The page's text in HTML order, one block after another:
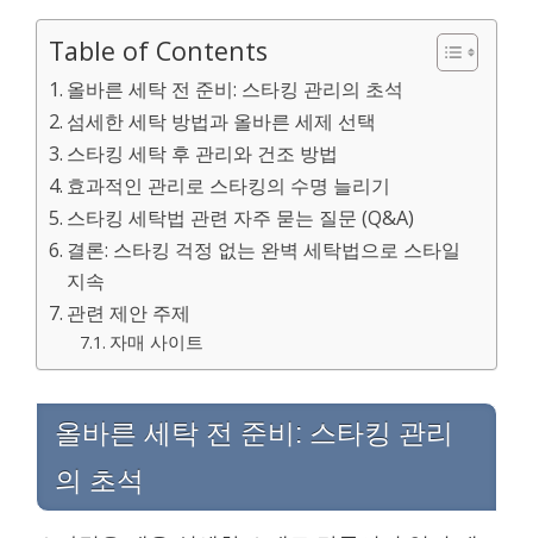
Table of Contents
올바른 세탁 전 준비: 스타킹 관리의 초석
섬세한 세탁 방법과 올바른 세제 선택
스타킹 세탁 후 관리와 건조 방법
효과적인 관리로 스타킹의 수명 늘리기
스타킹 세탁법 관련 자주 묻는 질문 (Q&A)
결론: 스타킹 걱정 없는 완벽 세탁법으로 스타일
지속
관련 제안 주제
자매 사이트
올바른 세탁 전 준비: 스타킹 관리
의 초석